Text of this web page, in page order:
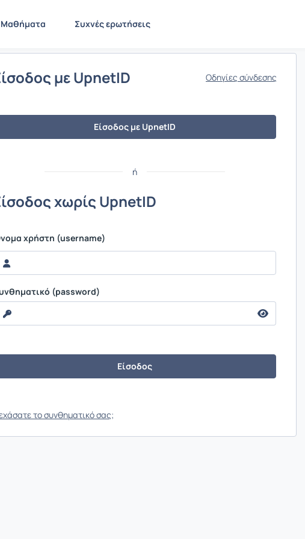
Μαθήματα Συχνές ερωτήσεις
με UpnetID Οδηγίες σύνδεσης
Είσοδος με UpnetID
ή
χωρίς UpnetID
χρήστη (username)
(password)
το συνθηματικό σας;